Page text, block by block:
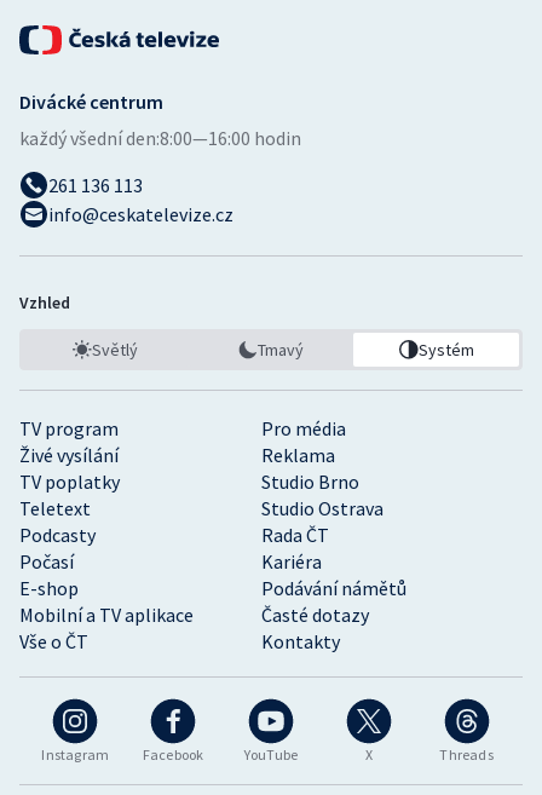
Instagram Facebook YouTube X Threads
TV program
Pro média
Živé vysílání
Reklama
TV poplatky
Studio Brno
Teletext
Studio Ostrava
Podcasty
Rada ČT
Počasí
Kariéra
E-shop
Podávání námětů
Mobilní a TV aplikace
Časté dotazy
Vše o ČT
Kontakty
Divácké centrum
každý všední den:8:00—16:00 hodin
261 136 113
info@ceskatelevize.cz
Vzhled
Světlý Tmavý Systém